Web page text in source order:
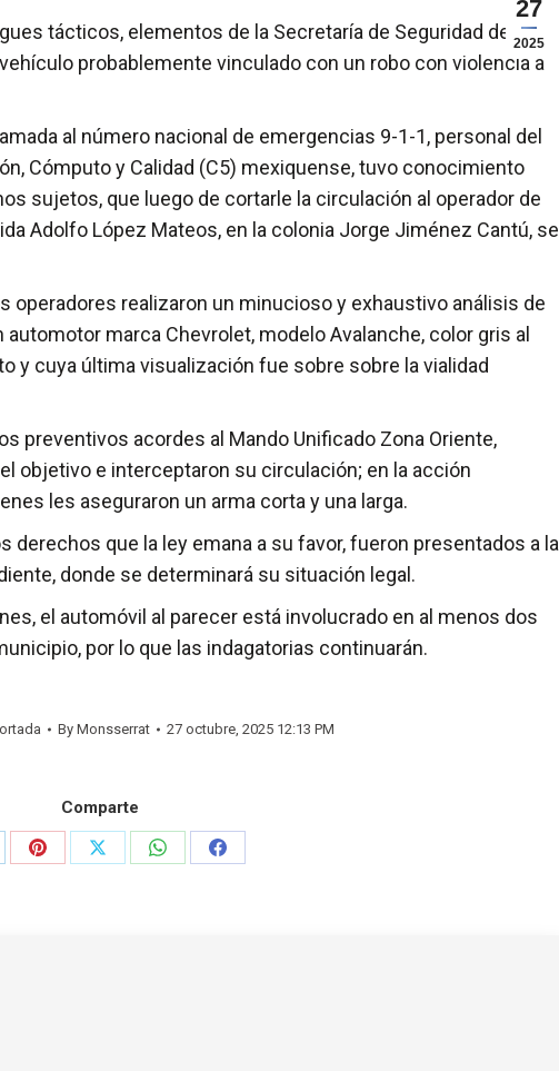
27
2025
tácticos, elementos de la Secretaría de Seguridad del
probablemente vinculado con un robo con violencia a
al número nacional de emergencias 9-1-1, personal del
Cómputo y Calidad (C5) mexiquense, tuvo conocimiento
sujetos, que luego de cortarle la circulación al operador de
Adolfo López Mateos, en la colonia Jorge Jiménez Cantú, se
operadores realizaron un minucioso y exhaustivo análisis de
marca Chevrolet, modelo Avalanche, color gris al
y cuya última visualización fue sobre sobre la vialidad
preventivos acordes al Mando Unificado Zona Oriente,
objetivo e interceptaron su circulación; en la acción
les aseguraron un arma corta y una larga.
que la ley emana a su favor, fueron presentados a la
donde se determinará su situación legal.
el automóvil al parecer está involucrado en al menos dos
por lo que las indagatorias continuarán.
By Monsserrat 27 octubre, 2025 12:13 PM
Comparte
Share
Share
Share
Share